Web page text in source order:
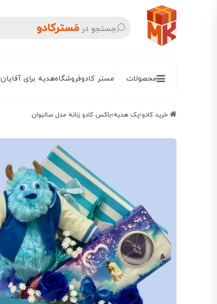
جستجو درمَسترکادو
محصولات مستر کادوفروشگاههدیه برای آقایان
پک هدیه باکس کادو زنانه مدل سالیوان